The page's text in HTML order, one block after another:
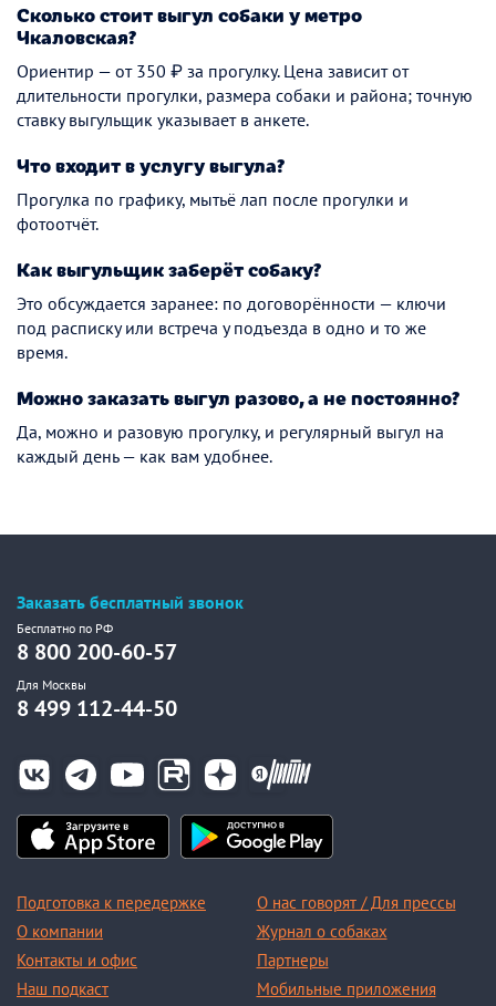
Сколько стоит выгул собаки у метро
Чкаловская?
Ориентир — от 350 ₽ за прогулку. Цена зависит от
длительности прогулки, размера собаки и района; точную
ставку выгульщик указывает в анкете.
Что входит в услугу выгула?
Прогулка по графику, мытьё лап после прогулки и
фотоотчёт.
Как выгульщик заберёт собаку?
Это обсуждается заранее: по договорённости — ключи
под расписку или встреча у подъезда в одно и то же
время.
Можно заказать выгул разово, а не постоянно?
Да, можно и разовую прогулку, и регулярный выгул на
каждый день — как вам удобнее.
Заказать бесплатный звонок
Бесплатно по РФ
8 800 200-60-57
Для Москвы
8 499 112-44-50
Подготовка к передержке
О компании
Контакты и офис
Наш подкаст
О нас говорят / Для прессы
Журнал о собаках
Партнеры
Мобильные приложения